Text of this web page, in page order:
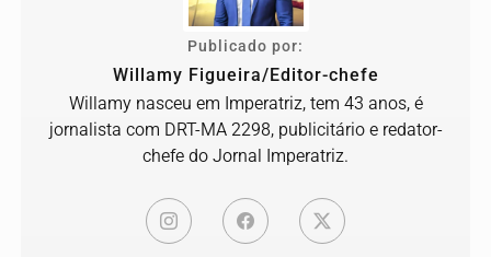
Publicado por:
Willamy Figueira/Editor-chefe
Willamy nasceu em Imperatriz, tem 43 anos, é
jornalista com DRT-MA 2298, publicitário e redator-
chefe do Jornal Imperatriz.